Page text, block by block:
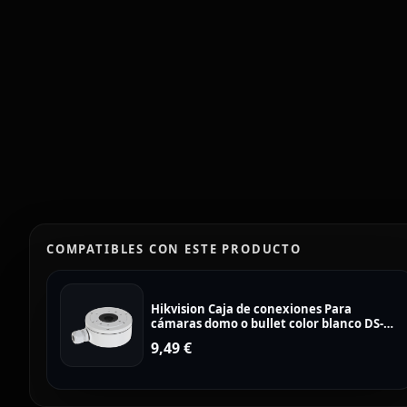
COMPATIBLES CON ESTE PRODUCTO
Hikvision Caja de conexiones Para
cámaras domo o bullet color blanco DS-
9,49€